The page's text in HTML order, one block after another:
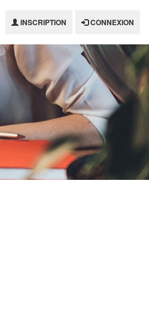
INSCRIPTION CONNEXION